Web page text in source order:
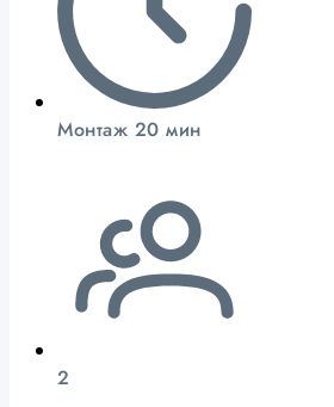
Монтаж 20 мин
2